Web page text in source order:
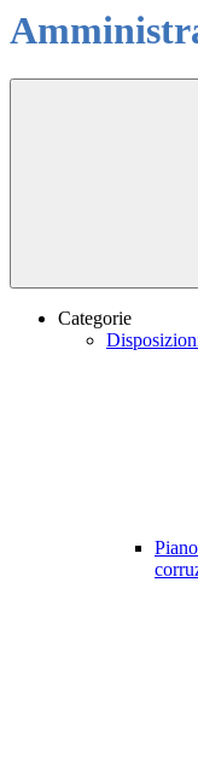
Categorie